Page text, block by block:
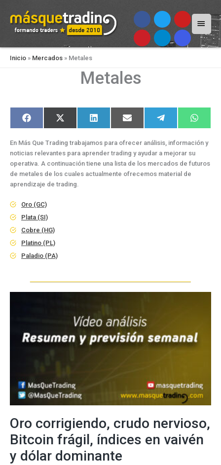
Menú
Inicio » Mercados » Metales
Metales
Compartir
en
F
a
e
b
o
k
Compartir
en
X
(
w
i
t
e
r
)
Compartir
en
L
i
k
e
d
n
Compartir
en
E
m
l
Compartir
en
e
e
g
r
m
en
W
h
t
s
p
En Más Que Trading trabajamos para ofrecer análisis, información y
noticias relevantes para aprender trading y ayudar a mejorar su
operativa. A continuación tiene una lista de los mercados de futuros
de metales de los cuales actualmente ofrecemos material de
aprendizaje de trading.
Oro (GC)
Plata (SI)
Cobre (HG)
Platino (PL)
Paladio (PA)
Oro corrigiendo, crudo nervioso,
Bitcoin frágil, índices en vaivén
y dólar dominante